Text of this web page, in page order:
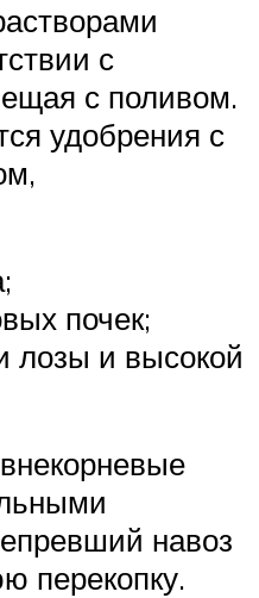
с
с поливом.
удобрения с
почек;
лозы и высокой
навоз
перекопку.